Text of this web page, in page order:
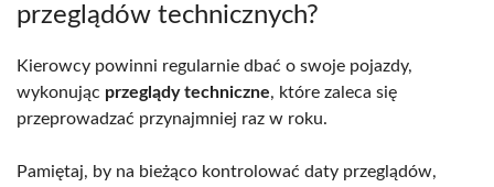
przeglądów technicznych?
Kierowcy powinni regularnie dbać o swoje pojazdy,
wykonując przeglądy techniczne, które zaleca się
przeprowadzać przynajmniej raz w roku.
Pamiętaj, by na bieżąco kontrolować daty przeglądów,